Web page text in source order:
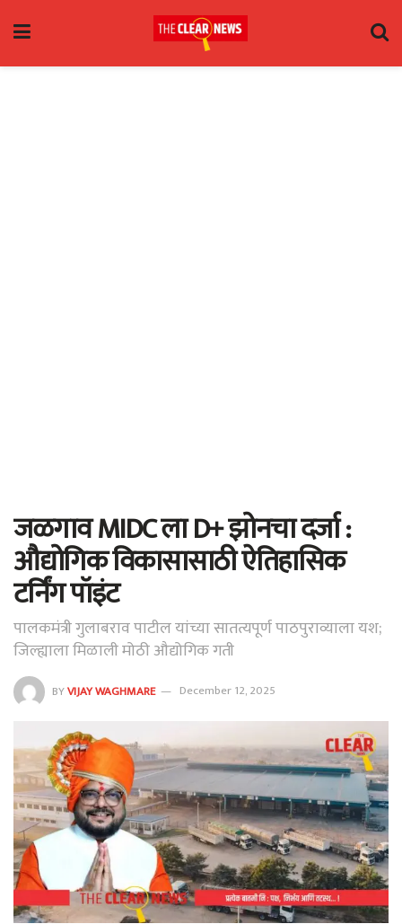
जळगाव MIDC ला D+ झोनचा दर्जा :
औद्योगिक विकासासाठी ऐतिहासिक
टर्निंग पॉइंट
पालकमंत्री गुलाबराव पाटील यांच्या सातत्यपूर्ण पाठपुराव्याला यश;
जिल्ह्याला मिळाली मोठी औद्योगिक गती
BYVIJAY WAGHMARE December 12, 2025